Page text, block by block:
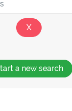
a new search